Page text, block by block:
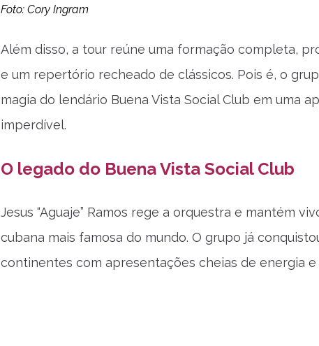
Foto: Cory Ingram
Além disso, a tour reúne uma formação completa,
e um repertório recheado de clássicos. Pois é, o
magia do lendário Buena Vista Social Club em uma
imperdível.
O legado do Buena Vista Social Club
Jesus “Aguaje” Ramos rege a orquestra e mantém
cubana mais famosa do mundo. O grupo já
continentes com apresentações cheias de energia e